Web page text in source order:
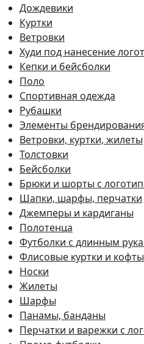
Дождевики
Куртки
Ветровки
Худи под нанесение
Кепки и бейсболки
Поло
Спортивная одежда
Рубашки
Элементы
Ветровки, куртки, жилеты
Толстовки
Бейсболки
Брюки и шорты с
Шапки, шарфы, перчатки
Джемперы и кардиганы
Полотенца
Футболки с длинным
Флисовые куртки и кофты
Носки
Жилеты
Шарфы
Панамы, банданы
Перчатки и варежки с